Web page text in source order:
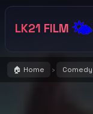
LK21 FILM 🌤️
🏠 Home › Comedy